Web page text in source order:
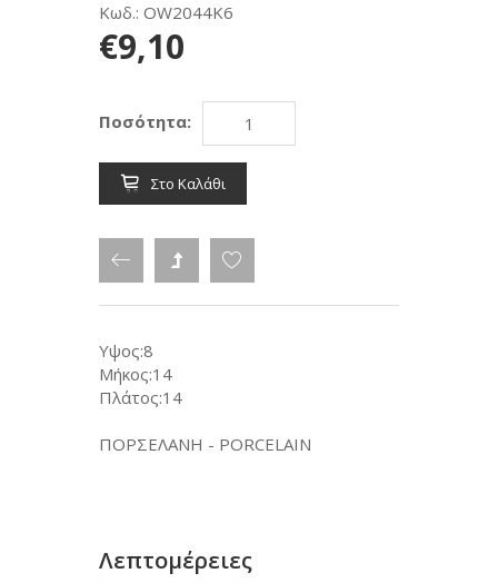
Κωδ.: OW2044K6
€9,10
Ποσότητα:
Στο Καλάθι
Υψος:8
Μήκος:14
Πλάτος:14
ΠΟΡΣΕΛΑΝΗ - PORCELAIN
Λεπτομέρειες